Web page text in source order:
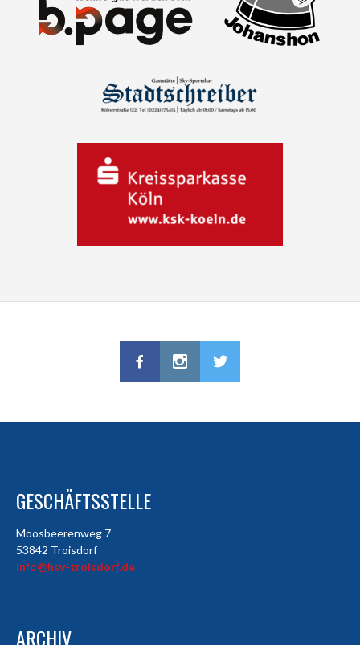
GESCHÄFTSSTELLE
Moosbeerenweg 7
53842 Troisdorf
info@hsv-troisdorf.de
ARCHIV